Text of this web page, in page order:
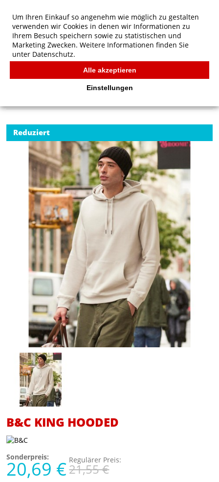
B&C KING Hooded
Reduziert
B&C KING HOODED
Sonderpreis:
20,69 € Regulärer Preis:
21,55 €
Um Ihren Einkauf so angenehm wie möglich zu gestalten
verwenden wir Cookies in denen wir Informationen zu
Ihrem Besuch speichern sowie zu statistischen und
Marketing Zwecken. Weitere Informationen finden Sie
unter Datenschutz.
Alle akzeptieren
Einstellungen